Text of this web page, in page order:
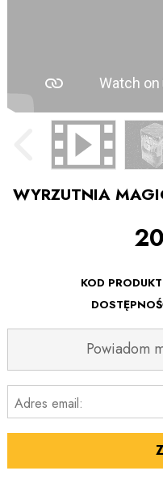
WYRZUTNIA
KOD
Powiadom
Adres email: